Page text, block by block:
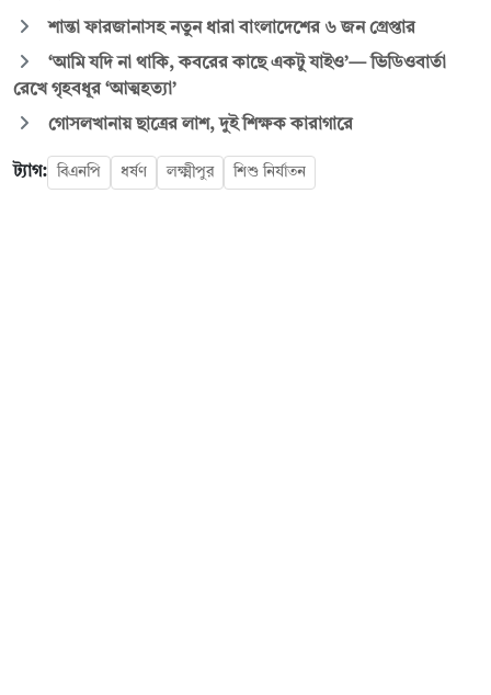
শান্তা ফারজানাসহ নতুন ধারা বাংলাদেশের ৬ জন গ্রেপ্তার
‘আমি যদি না থাকি, কবরের কাছে একটু যাইও’— ভিডিওবার্তা
রেখে গৃহবধূর ‘আত্মহত্যা’
গোসলখানায় ছাত্রের লাশ, দুই শিক্ষক কারাগারে
ট্যাগ: বিএনপি ধর্ষণ লক্ষ্মীপুর শিশু নির্যাতন